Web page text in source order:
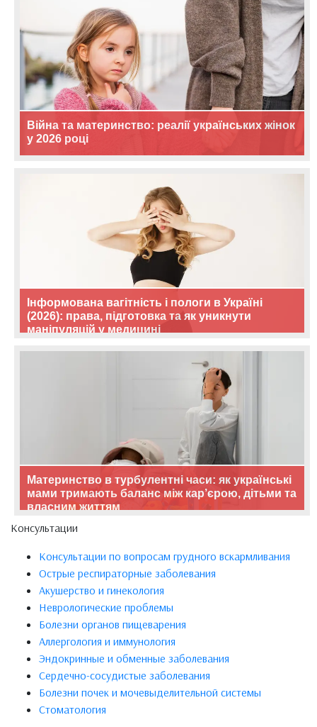
Війна та материнство: реалії українських жінок
у 2026 році
Інформована вагітність і пологи в Україні
(2026): права, підготовка та як уникнути
маніпуляцій у медицині
Материнство в турбулентні часи: як українські
мами тримають баланс між кар’єрою, дітьми та
власним життям
Консультации
Консультации по вопросам грудного вскармливания
Острые респираторные заболевания
Акушерство и гинекология
Неврологические проблемы
Болезни органов пищеварения
Аллергология и иммунология
Эндокринные и обменные заболевания
Сердечно-сосудистые заболевания
Болезни почек и мочевыделительной системы
Стоматология